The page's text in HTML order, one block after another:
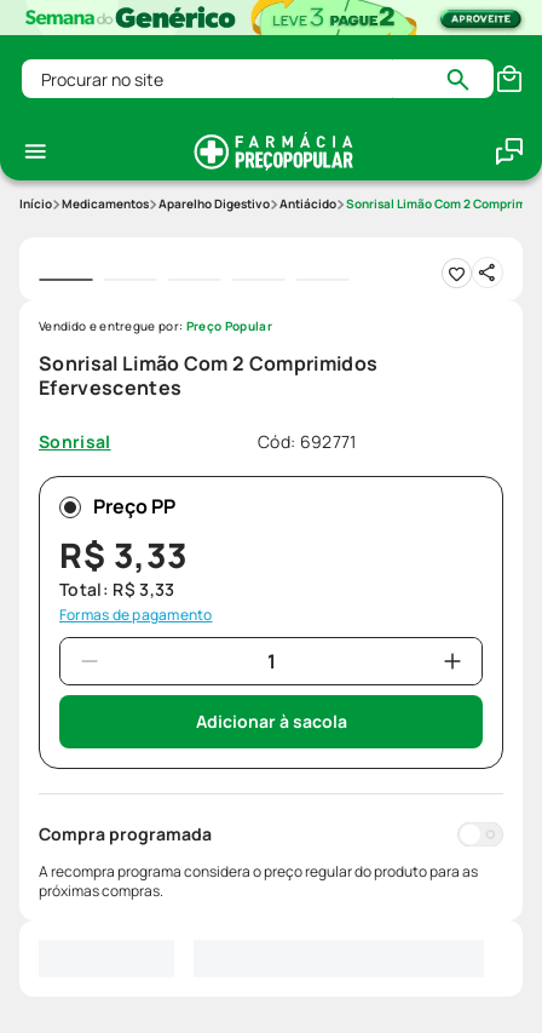
Procurar no site
Medicamentos Aparelho Digestivo Antiácido Sonrisal Limão Com 2
Sonrisal Limão Com 2 Comprimidos
Efervescentes
Sonrisal Cód: 692771
Vendido e entregue por: Preço Popular
Preço PP
R$ 3,33
Total: R$ 3,33
Formas de pagamento
Adicionar à sacola
Compra programada
A recompra programa considera o preço regular do produto para as
próximas compras.